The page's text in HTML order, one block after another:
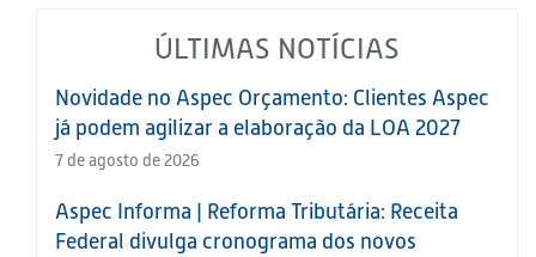
ÚLTIMAS NOTÍCIAS
Novidade no Aspec Orçamento: Clientes Aspec
já podem agilizar a elaboração da LOA 2027
7 de agosto de 2026
Aspec Informa | Reforma Tributária: Receita
Federal divulga cronograma dos novos